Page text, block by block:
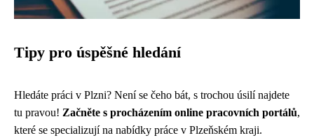
Tipy pro úspěšné hledání
Hledáte práci v Plzni? Není se čeho bát, s trochou úsilí najdete
tu pravou! Začněte s procházením online pracovních portálů,
které se specializují na nabídky práce v Plzeňském kraji.